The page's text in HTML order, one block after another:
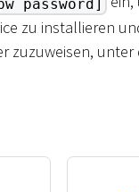
password]
zu installieren
zuzuweisen, unter